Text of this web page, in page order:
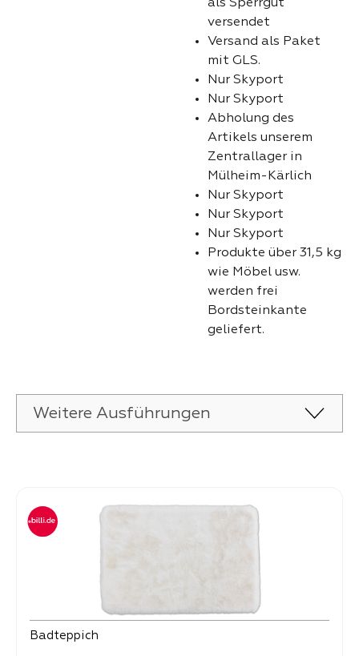
als Sperrgut
versendet
Versand als Paket
mit GLS.
Nur Skyport
Nur Skyport
Abholung des
Artikels unserem
Zentrallager in
Mülheim-Kärlich
Nur Skyport
Nur Skyport
Nur Skyport
Produkte über 31,5 kg
wie Möbel usw.
werden frei
Bordsteinkante
geliefert.
Weitere Ausführungen
Badteppich